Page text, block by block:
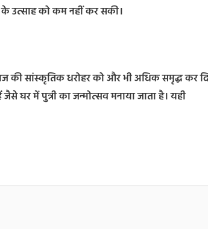
के उत्साह को कम नहीं कर सकी।
की सांस्कृतिक धरोहर को और भी अधिक समृद्ध कर
घर में पुत्री का जन्मोत्सव मनाया जाता है। यही